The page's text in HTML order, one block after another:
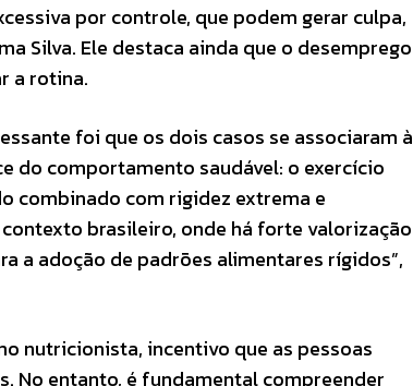
por controle, que podem gerar culpa,
Silva. Ele destaca ainda que o desemprego
a rotina.
foi que os dois casos se associaram à
do comportamento saudável: o exercício
combinado com rigidez extrema e
brasileiro, onde há forte valorização
a adoção de padrões alimentares rígidos”,
nutricionista, incentivo que as pessoas
No entanto, é fundamental compreender